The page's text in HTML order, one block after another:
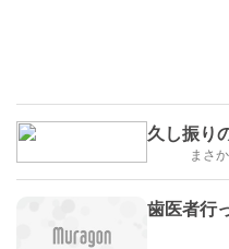
久し振り
まさ
歯医者行